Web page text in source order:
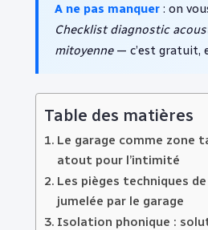
A ne pas manquer : on
Checklist diagnostic
mitoyenne— c’est gratuit,
Table des matières
Le garage comme zone
atout pour l’intimité
Les pièges techniques
jumelée par le garage
Isolation phonique :